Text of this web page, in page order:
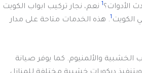
الأدوات؟1 نعم، نجار تركيب ابواب الكويت
الكويت 1. هذه الخدمات متاحة على مدار
والألمنيوم. كما يوفر صيانة